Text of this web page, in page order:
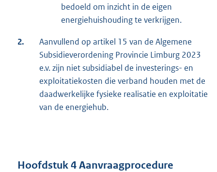
bedoeld om inzicht in de eigen
energiehuishouding te verkrijgen.
2.
Aanvullend op artikel 15 van de Algemene
Subsidieverordening Provincie Limburg 2023
e.v. zijn niet subsidiabel de investerings- en
exploitatiekosten die verband houden met de
daadwerkelijke fysieke realisatie en exploitatie
van de energiehub.
Hoofdstuk 4 Aanvraagprocedure